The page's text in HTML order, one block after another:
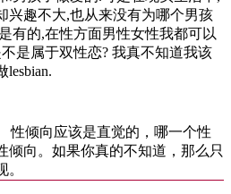
兴趣不大,也从来没有为哪个男孩
有的,在性方面男性女性我都可以
是属于双性恋? 我真不知道我该
性倾向应该是直觉的，哪一个性
倾向。如果你真的不知道，那么只